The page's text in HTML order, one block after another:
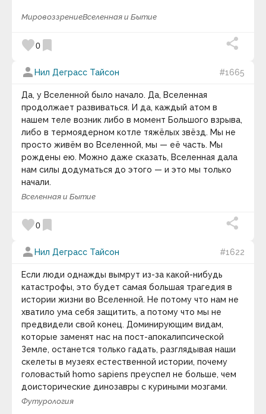
Дженнифер Джеймс
Дженнифер Е. Стеллар
Джефф Безос
Джефф О'Лири
Джеффри Евгенидис
Джим Рон
Джим Холт
Джо Л. Гриффит
Джо Фрейзер
Джо Чанг
Джоан Роулинг
Джозеф Аддисон
Джозеф Карл Робнетт Ликлайдер
Джозеф Кроссман
Джозеф Цукерман
Джойбел
Джон Апдайк
Джон Арчибальд Уилер
Джон Дэвид Барроу
Джон Ирвинг
Джон Кроу Ренс
Джон Леннон
Джон Локк
Джон Максвелл
Джон Мильтон
Джон Равен
Джон Рёскин
Джон Роджерс Сёрл
Джон Смарт
Джон Хейвуд
Джонатан Свифт
МировоззрениеВселенная и Бытие
favorite0 bookmark
person Нил Деграсс Тайсон #1665
Да, у Вселенной было начало. Да, Вселенная
продолжает развиваться. И да, каждый атом в
нашем теле возник либо в момент Большого взрыва,
либо в термоядерном котле тяжёлых звёзд. Мы не
просто живём во Вселенной, мы — её часть. Мы
рождены ею. Можно даже сказать, Вселенная дала
нам силы додуматься до этого — и это мы только
начали.
Вселенная и Бытие
favorite0 bookmark
person Нил Деграсс Тайсон #1622
Если люди однажды вымрут из-за какой-нибудь
катастрофы, это будет самая большая трагедия в
истории жизни во Вселенной. Не потому что нам не
хватило ума себя защитить, а потому что мы не
предвидели свой конец. Доминирующим видам,
которые заменят нас на пост-апокалипсической
Земле, останется только гадать, разглядывая наши
скелеты в музеях естественной истории, почему
головастый homo sapiens преуспел не больше, чем
доисторические динозавры с куриными мозгами.
Футурология